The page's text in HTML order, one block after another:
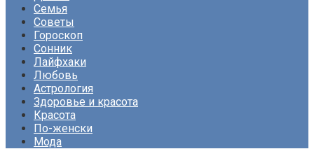
Семья
Советы
Гороскоп
Сонник
Лайфхаки
Любовь
Астрология
Здоровье и красота
Красота
По-женски
Мода